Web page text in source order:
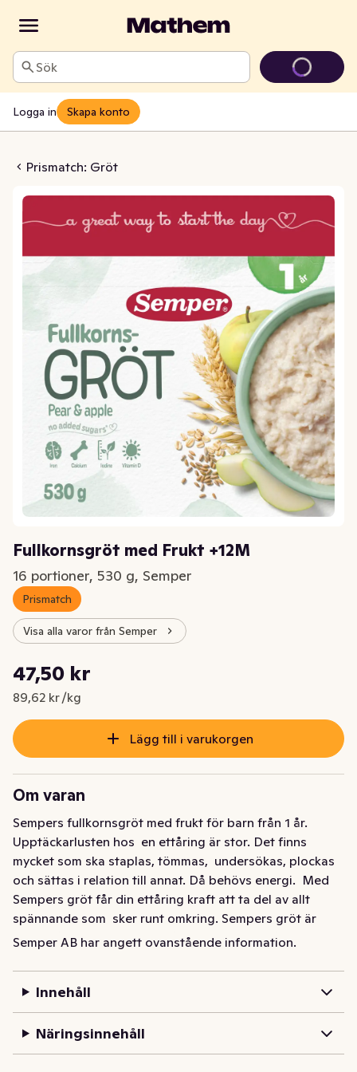
Sök
Logga in Skapa konto
Prismatch: Gröt
med Frukt +12M
Fullkornsgröt med Frukt +12M
16 portioner, 530 g, Semper
Prismatch
Visa alla varor från Semper
Nuvarande pris är: 47,50 kr
47,50 kr
89,62 kr /kg
Styckpris: 89,62 kr /kg
Lägg till i varukorgen
Om varan
Sempers fullkornsgröt med frukt för barn från 1 år.
Upptäckarlusten hos  en ettåring är stor. Det finns
mycket som ska staplas, tömmas,  undersökas, plockas
och sättas i relation till annat. Då behövs energi.  Med
Sempers gröt får din ettåring kraft att ta del av allt
spännande som  sker runt omkring. Sempers gröt är
gjord på mjölk och spannmål från  svenska gårdar,
näring den behöver under en fartfylld dag. Till exempel
har vi i  järn som bidrar till en normal utveckling av barns
intellekt, vitamin D,  kalcium och fosfor, som behövs för
att skelettet ska växa som det ska,  samt jod, som är bra
för barns tillväxt. Fett är viktigt för barn, och  därför
Semper AB har angett ovanstående information.
Innehåll
Näringsinnehåll